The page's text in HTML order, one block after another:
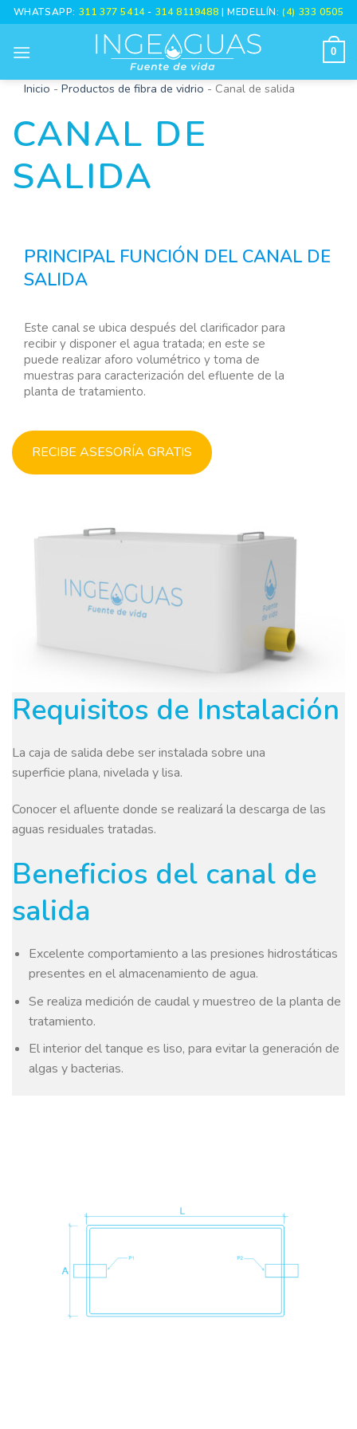
Skip
to
content
WHATSAPP: 311 377 5414- 314 8119488 | MEDELLÍN:(4) 333 0505
0
Inicio - Productos de fibra de vidrio - Canal de salida
CANAL DE
SALIDA
PRINCIPAL FUNCIÓN DEL CANAL DE
SALIDA
Este canal se ubica después del clarificador para
recibir y disponer el agua tratada; en este se
puede realizar aforo volumétrico y toma de
muestras para caracterización del efluente de la
planta de tratamiento.
RECIBE ASESORÍA GRATIS
Requisitos de Instalación
La caja de salida debe ser instalada sobre una
superficie plana, nivelada y lisa.
Conocer el afluente donde se realizará la descarga de las
aguas residuales tratadas.
Beneficios del canal de
salida
Excelente comportamiento a las presiones hidrostáticas
presentes en el almacenamiento de agua.
Se realiza medición de caudal y muestreo de la planta de
tratamiento.
El interior del tanque es liso, para evitar la generación de
algas y bacterias.